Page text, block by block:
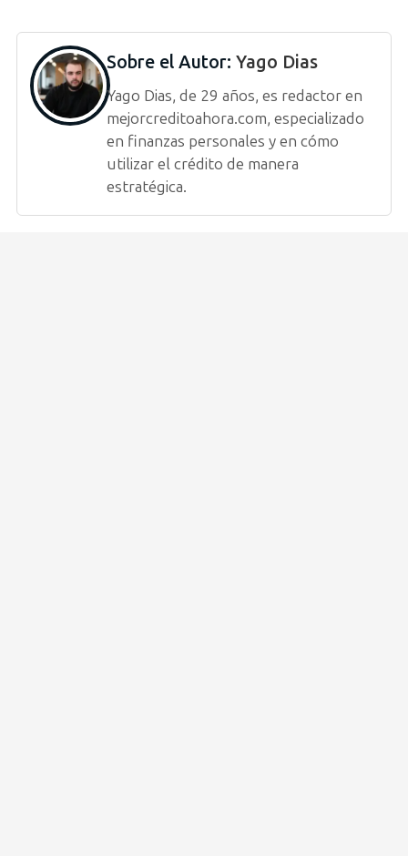
Sobre el Autor: Yago Dias
Yago Dias, de 29 años, es redactor en
mejorcreditoahora.com, especializado
en finanzas personales y en cómo
utilizar el crédito de manera
estratégica.